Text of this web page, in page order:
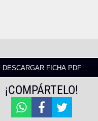
¡COMPÁRTELO!